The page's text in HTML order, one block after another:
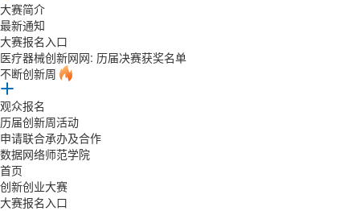
大赛简介
最新通知
大赛报名入口
医疗器械创新网网: 历届决赛获奖名单
不断创新周
观众报名
历届创新周活动
申请联合承办及合作
数据网络师范学院
首页
创新创业大赛
大赛报名入口